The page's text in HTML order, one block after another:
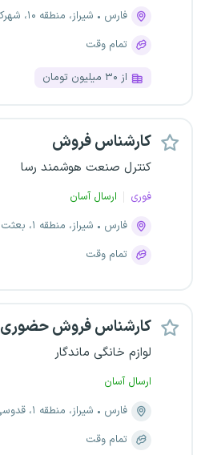
فارس
شیراز، منطقه ۱۰، شهرک باهنر
تمام وقت
از ۳۰ میلیون تومان
کارشناس فروش
کنترل صنعت هوشمند رسا
فوری
ارسال آسان
فارس
شیراز، منطقه ۱، بعثت
تمام وقت
کارشناس فروش حضوری
لوازم خانگی ماندگار
ارسال آسان
فارس
شیراز، منطقه ۱، قدوسی شرقی
تمام وقت